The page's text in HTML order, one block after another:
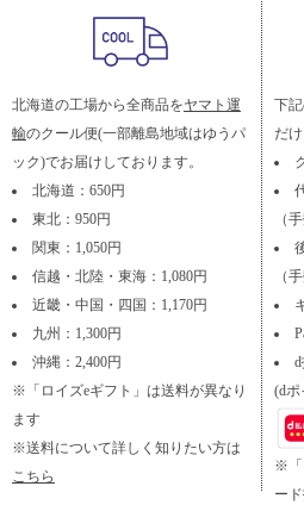
北海道の工場から全商品をヤマト運
輸のクール便(一部離島地域はゆうパ
ック)でお届けしております。
北海道：650円
東北：950円
関東：1,050円
信越・北陸・東海：1,080円
近畿・中国・四国：1,170円
九州：1,300円
沖縄：2,400円
※「ロイズeギフト」は送料が異なり
ます
※送料について詳しく知りたい方は
こちら
下
だけ
（
（
(dポ
※「
ー